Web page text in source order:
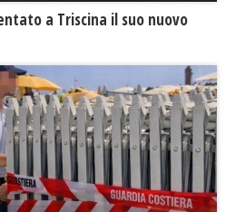
a Triscina il suo nuovo